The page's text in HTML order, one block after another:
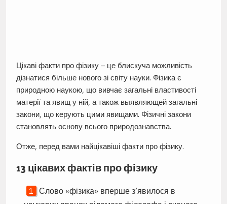
Цікаві факти про фізику – це блискуча можливість
дізнатися більше нового зі світу науки. Фізика є
природною наукою, що вивчає загальні властивості
матерії та явищ у ній, а також выявляющей загальні
закони, що керують цими явищами. Фізичні закони
становлять основу всього природознавства.
Отже, перед вами найцікавіші факти про фізику.
13 цікавих фактів про фізику
Слово «фізика» вперше з’явилося в